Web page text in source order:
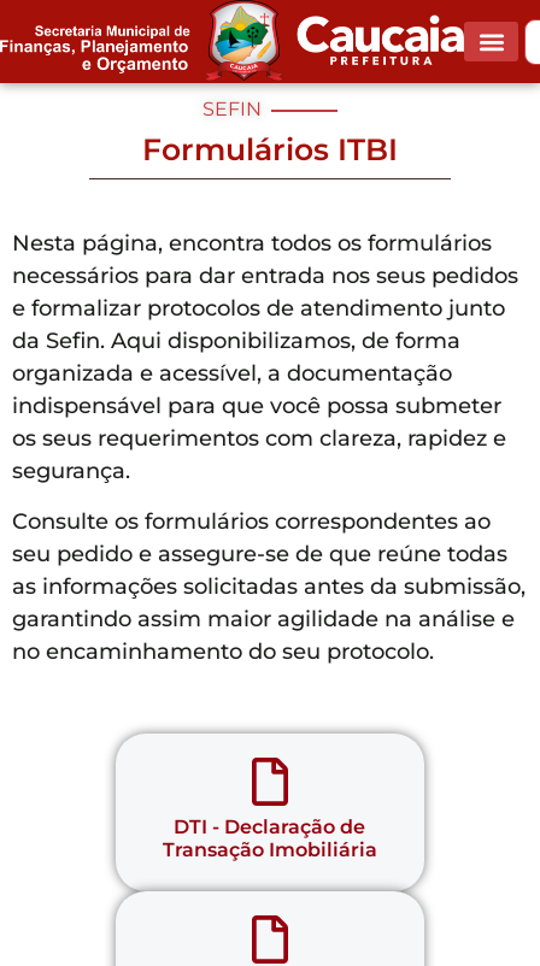
SEFIN
Formulários ITBI
Nesta página, encontra todos os formulários
necessários para dar entrada nos seus pedidos
e formalizar protocolos de atendimento junto
da Sefin. Aqui disponibilizamos, de forma
organizada e acessível, a documentação
indispensável para que você possa submeter
os seus requerimentos com clareza, rapidez e
segurança.
Consulte os formulários correspondentes ao
seu pedido e assegure-se de que reúne todas
as informações solicitadas antes da submissão,
garantindo assim maior agilidade na análise e
no encaminhamento do seu protocolo.
DTI - Declaração de
Transação Imobiliária